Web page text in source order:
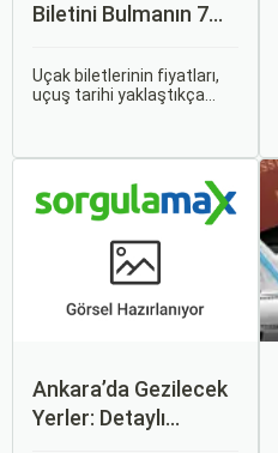
Biletini Bulmanın 7
Uçak biletlerinin fiyatları,
uçuş tarihi yaklaştıkça
yollarından biridir.
Ankara’da Gezilecek
Yerler: Detaylı